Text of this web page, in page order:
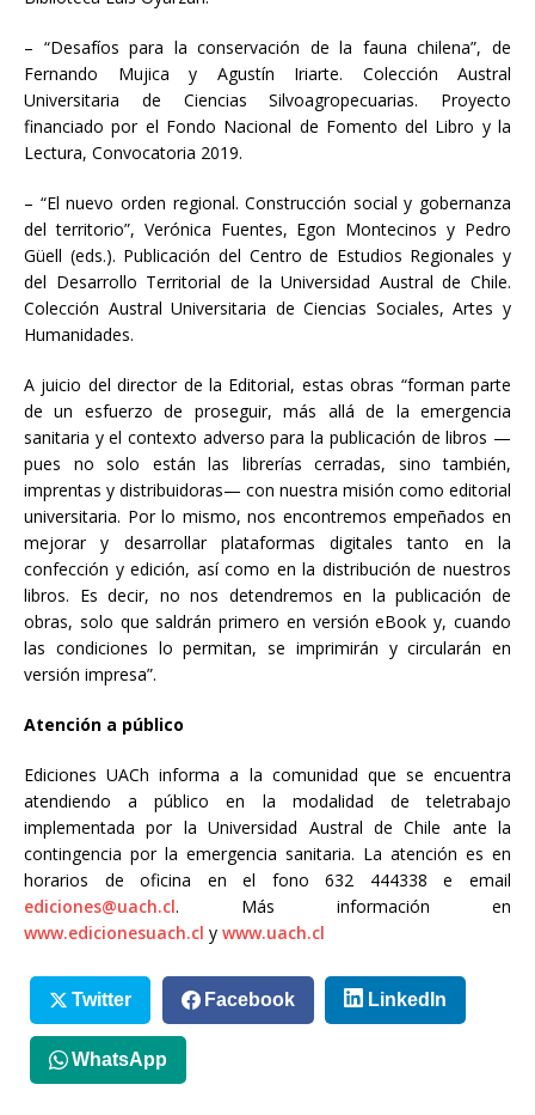
– “Desafíos para la conservación de la fauna chilena”, de
Fernando Mujica y Agustín Iriarte. Colección Austral
Universitaria de Ciencias Silvoagropecuarias. Proyecto
financiado por el Fondo Nacional de Fomento del Libro y la
Lectura, Convocatoria 2019.
– “El nuevo orden regional. Construcción social y gobernanza
del territorio”, Verónica Fuentes, Egon Montecinos y Pedro
Güell (eds.). Publicación del Centro de Estudios Regionales y
del Desarrollo Territorial de la Universidad Austral de Chile.
Colección Austral Universitaria de Ciencias Sociales, Artes y
Humanidades.
A juicio del director de la Editorial, estas obras “forman parte
de un esfuerzo de proseguir, más allá de la emergencia
sanitaria y el contexto adverso para la publicación de libros —
pues no solo están las librerías cerradas, sino también,
imprentas y distribuidoras— con nuestra misión como editorial
universitaria. Por lo mismo, nos encontremos empeñados en
mejorar y desarrollar plataformas digitales tanto en la
confección y edición, así como en la distribución de nuestros
libros. Es decir, no nos detendremos en la publicación de
obras, solo que saldrán primero en versión eBook y, cuando
las condiciones lo permitan, se imprimirán y circularán en
versión impresa”.
Atención a público
Ediciones UACh informa a la comunidad que se encuentra
atendiendo a público en la modalidad de teletrabajo
implementada por la Universidad Austral de Chile ante la
contingencia por la emergencia sanitaria. La atención es en
horarios de oficina en el fono 632 444338 e email
ediciones@uach.cl. Más información en
www.edicionesuach.cl y www.uach.cl
Twitter Facebook LinkedIn
WhatsApp